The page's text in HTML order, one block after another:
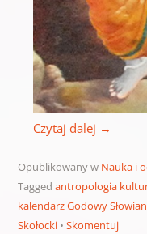
Czytaj dalej →
Opublikowany w Nauka i
Tagged antropologia
kalendarz Godowy Słowian
Skołocki
Skomentuj